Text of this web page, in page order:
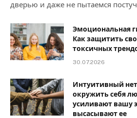
дверью и даже не пытаемся
Эмоциональная
Как защитить
токсичных
30.07.2026
Интуитивный
окружить себя
усиливают вашу
высасывают ее